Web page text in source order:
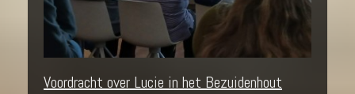
Voordracht over Lucie in het Bezuidenhout